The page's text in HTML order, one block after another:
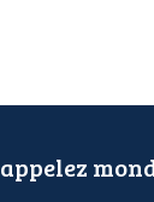
appelez